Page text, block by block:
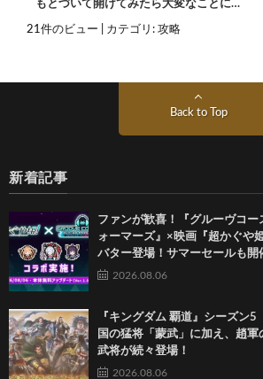
もとづいて開けてみたら大変なことに…
21件のビュー カテゴリ: 攻略
Back to Top
新着記事
ファンが歓喜！『グルーヴコー
ォーマーズ』×映画『超かぐや
バター登場！サマーセールも開
2026.08.06
『キングダム 覇道』シーズン
国の猛将「蒙武」に加え、趙
武将が続々登場！
2026.08.06